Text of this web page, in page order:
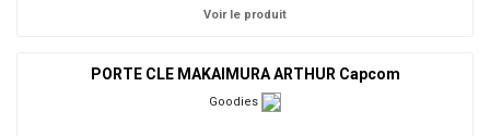
Voir le produit
PORTE CLE MAKAIMURA ARTHUR Capcom
Goodies